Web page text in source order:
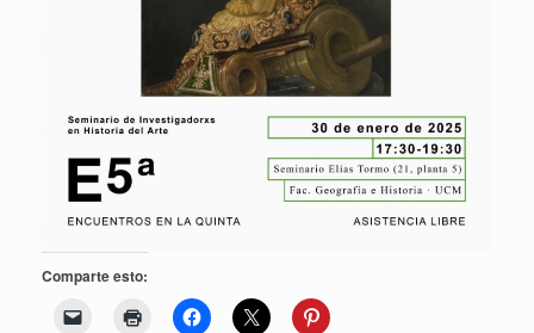
Comparte esto: